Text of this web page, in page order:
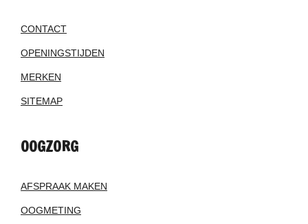
CONTACT
OPENINGSTIJDEN
MERKEN
SITEMAP
OOGZORG
AFSPRAAK MAKEN
OOGMETING